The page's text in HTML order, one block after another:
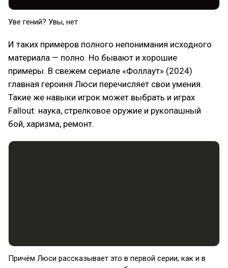
Уве гений? Увы, нет
И таких примеров полного непонимания исходного
материала — полно. Но бывают и хорошие
примеры. В свежем сериале «Фоллаут» (2024)
главная героиня Люси перечисляет свои умения.
Такие же навыки игрок может выбрать и играх
Fallout: наука, стрелковое оружие и рукопашный
бой, харизма, ремонт.
Причём Люси рассказывает это в первой серии, как и в